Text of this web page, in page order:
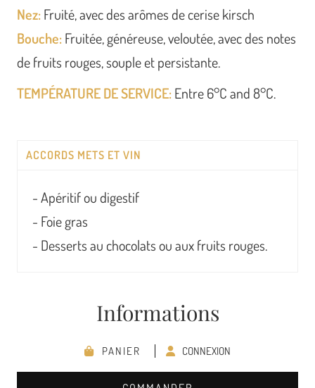
Nez:Fruité, avec des arômes de cerise kirsch
Bouche:Fruitée, généreuse, veloutée, avec des notes
de fruits rouges, souple et persistante.
TEMPÉRATURE DE SERVICE:Entre 6°C and 8°C.
ACCORDS METS ET VIN
- Apéritif ou digestif
- Foie gras
- Desserts au chocolats ou aux fruits rouges.
Informations
PANIER CONNEXION